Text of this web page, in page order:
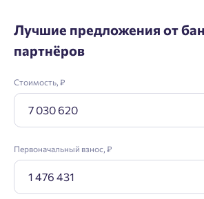
Лучшие предложения от
партнёров
Стоимость, ₽
Первоначальный взнос, ₽